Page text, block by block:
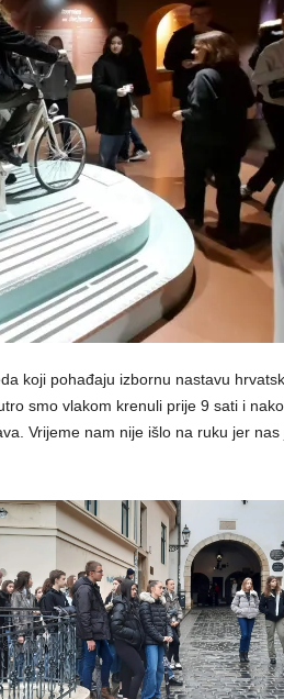
koji pohađaju izbornu nastavu
smo vlakom krenuli prije 9 sati i
Vrijeme nam nije išlo na ruku jer nas